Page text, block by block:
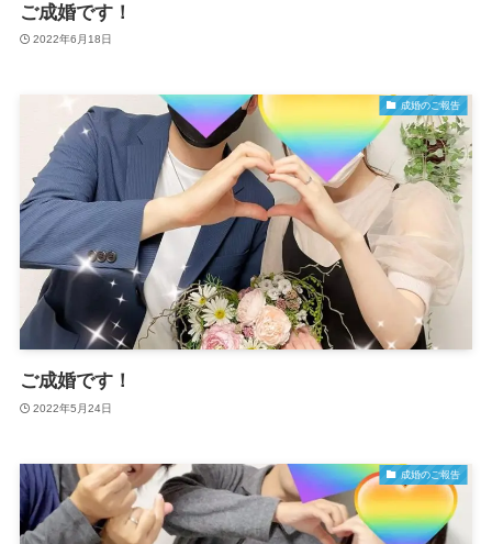
ご成婚です！
2022年6月18日
成婚のご報告
ご成婚です！
2022年5月24日
成婚のご報告